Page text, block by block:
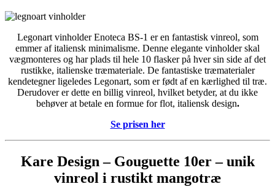
Legonart vinholder Enoteca BS-1 er en fantastisk vinreol, som
emmer af italiensk minimalisme. Denne elegante vinholder skal
vægmonteres og har plads til hele 10 flasker på hver sin side af det
rustikke, italienske træmateriale. De fantastiske træmaterialer
kendetegner ligeledes Legonart, som er født af en kærlighed til træ.
Derudover er dette en billig vinreol, hvilket betyder, at du ikke
behøver at betale en formue for flot, italiensk design.
Se prisen her
Kare Design – Gouguette 10er – unik
vinreol i rustikt mangotræ